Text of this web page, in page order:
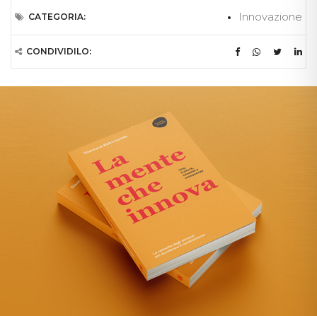
CATEGORIA: Innovazione
CONDIVIDILO: